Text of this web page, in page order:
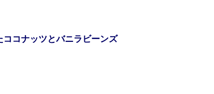
コナッツとバニラビーンズ